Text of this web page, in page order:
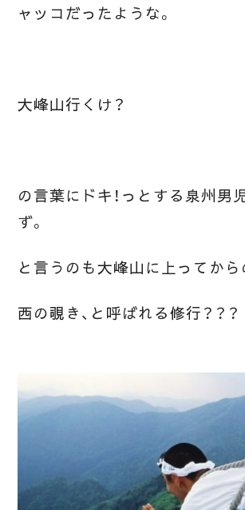
ャッコだったような。
大峰山行くけ？
の言葉にドキ！っとする泉州男
ず。
と言うのも大峰山に上ってから
西の覗き、と呼ばれる修行？？？